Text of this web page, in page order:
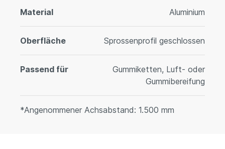
Material Aluminium
Oberfläche Sprossenprofil geschlossen
Passend für
Gummiketten, Luft- oder
Gummibereifung
*Angenommener Achsabstand: 1.500 mm